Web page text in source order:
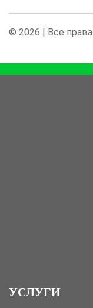
© 2026 | Все
УСЛУГИ